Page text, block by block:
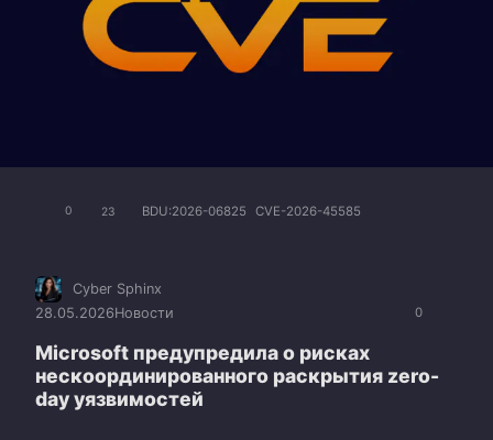
0 23 BDU:2026-06825 CVE-2026-45585
0
Cyber Sphinx
28.05.2026Новости
Microsoft предупредила о рисках
нескоординированного раскрытия zero-
day уязвимостей